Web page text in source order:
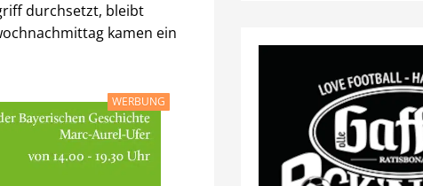
durchsetzt, bleibt
kamen ein
WERBUNG